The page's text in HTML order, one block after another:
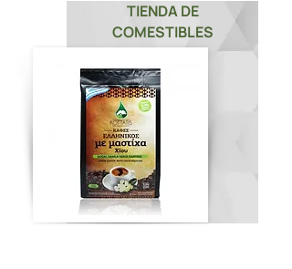
TIENDA DE
COMESTIBLES